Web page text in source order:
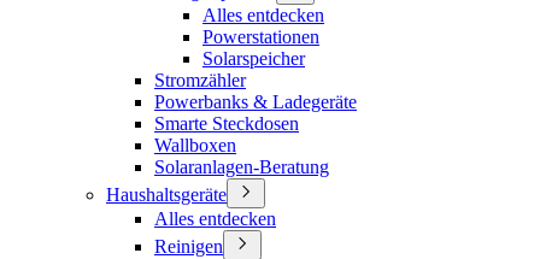
Alles entdecken
Powerstationen
Solarspeicher
Stromzähler
Powerbanks & Ladegeräte
Smarte Steckdosen
Wallboxen
Solaranlagen-Beratung
Haushaltsgeräte
Alles entdecken
Reinigen